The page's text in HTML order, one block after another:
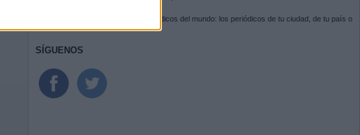
Navega por las portadas de los periódicos del mundo: los periódicos de tu ciudad, de tu país o
SÍGUENOS